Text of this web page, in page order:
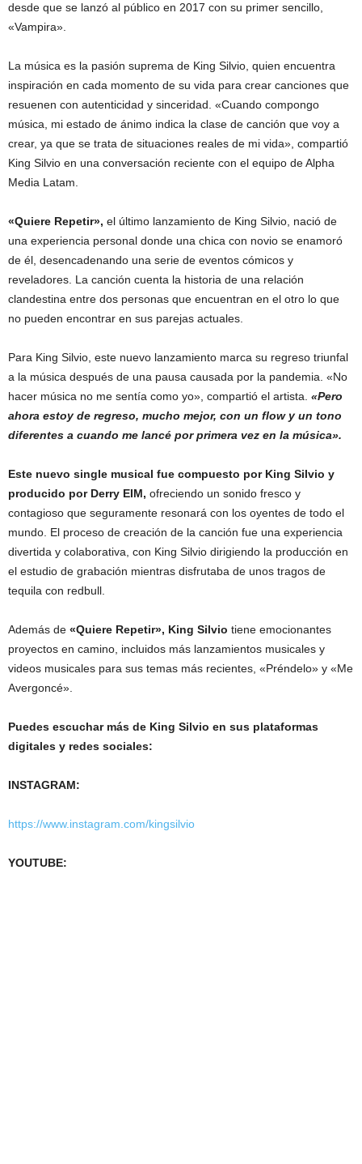
desde que se lanzó al público en 2017 con su primer sencillo,
«Vampira».
La música es la pasión suprema de King Silvio, quien encuentra
inspiración en cada momento de su vida para crear canciones que
resuenen con autenticidad y sinceridad. «Cuando compongo
música, mi estado de ánimo indica la clase de canción que voy a
crear, ya que se trata de situaciones reales de mi vida», compartió
King Silvio en una conversación reciente con el equipo de Alpha
Media Latam.
«Quiere Repetir», el último lanzamiento de King Silvio, nació de
una experiencia personal donde una chica con novio se enamoró
de él, desencadenando una serie de eventos cómicos y
reveladores. La canción cuenta la historia de una relación
clandestina entre dos personas que encuentran en el otro lo que
no pueden encontrar en sus parejas actuales.
Para King Silvio, este nuevo lanzamiento marca su regreso triunfal
a la música después de una pausa causada por la pandemia. «No
hacer música no me sentía como yo», compartió el artista. «Pero
ahora estoy de regreso, mucho mejor, con un flow y un tono
diferentes a cuando me lancé por primera vez en la música».
Este nuevo single musical fue compuesto por King Silvio y
producido por Derry EIM, ofreciendo un sonido fresco y
contagioso que seguramente resonará con los oyentes de todo el
mundo. El proceso de creación de la canción fue una experiencia
divertida y colaborativa, con King Silvio dirigiendo la producción en
el estudio de grabación mientras disfrutaba de unos tragos de
tequila con redbull.
Además de «Quiere Repetir», King Silvio tiene emocionantes
proyectos en camino, incluidos más lanzamientos musicales y
videos musicales para sus temas más recientes, «Préndelo» y «Me
Avergoncé».
Puedes escuchar más de King Silvio en sus plataformas
digitales y redes sociales:
INSTAGRAM:
https://www.instagram.com/kingsilvio
YOUTUBE: